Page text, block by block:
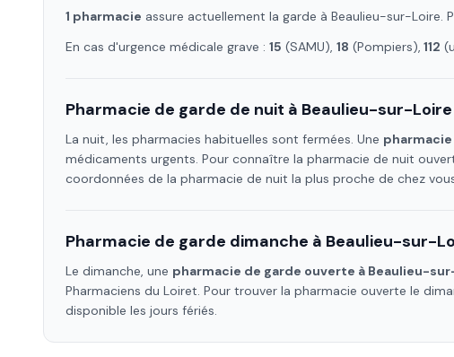
1 pharmacie assure actuellement la garde à Beaulieu-sur-Loire.
En cas d'urgence médicale grave : 15 (SAMU), 18 (Pompiers), 112
Pharmacie de garde de nuit à Beaulieu-sur-Loire
La nuit, les pharmacies habituelles sont fermées. Une
médicaments urgents. Pour connaître la pharmacie de nuit
coordonnées de la pharmacie de nuit la plus proche de chez
Pharmacie de garde dimanche à Beaulieu-sur-
Le dimanche, une pharmacie de garde ouverte à Beaulieu-
Pharmaciens du Loiret. Pour trouver la pharmacie ouverte le
disponible les jours fériés.